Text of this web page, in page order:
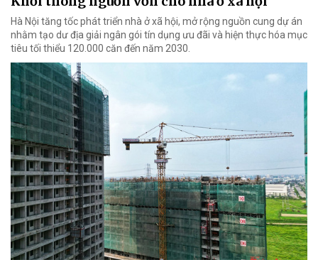
Hà Nội tăng tốc phát triển nhà ở xã hội, mở rộng nguồn cung dự án
nhằm tạo dư địa giải ngân gói tín dụng ưu đãi và hiện thực hóa mục
tiêu tối thiểu 120.000 căn đến năm 2030.